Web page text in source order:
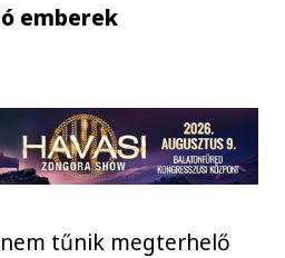
emberek
tűnik megterhelő